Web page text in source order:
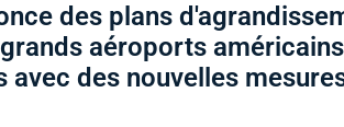
des plans
aéroports
des nouvelles